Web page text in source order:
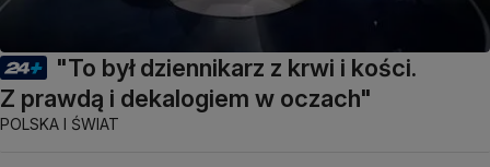
"To był dziennikarz z krwi i kości.
Z prawdą i dekalogiem w oczach"
POLSKA I ŚWIAT